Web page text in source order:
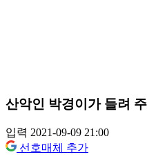
산악인 박경이가 들려
입력 2021-09-09 21:00
선호매체 추가